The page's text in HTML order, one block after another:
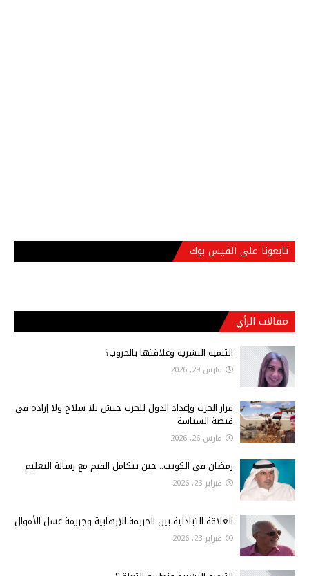
تابعونا على الفيس بوك
مقالات الرأي
التنمية البشرية وعلاقتها بالحروب؟
مارس 29, 2026
قرار الحرب وإعداد الدول للحرب جيش بلا سلاح ولا إرادة في
قبضة السياسة
مارس 26, 2026
رمضان في الكويت.. حين تتكامل القيم مع رسالة التعليم
فبراير 23, 2026
العلاقة التبادلية بين الجريمة الإرهابية وجريمة غسل الأموال
فبراير 23, 2026